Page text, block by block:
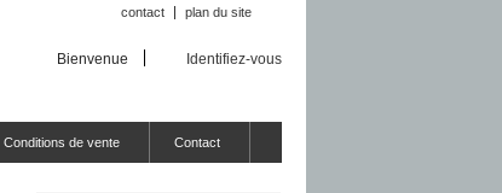
contact plan du site
Bienvenue Identifiez-vous
Conditions de vente Contact